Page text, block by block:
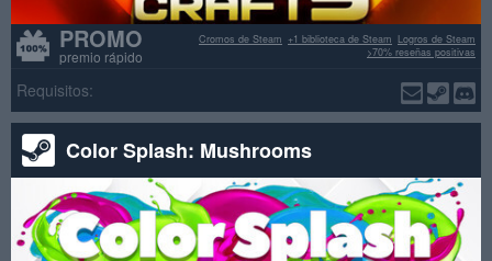
PROMO
premio rápido
Logros de Steam
+1 biblioteca de Steam
Cromos de Steam
>70% reseñas positivas
Requisitos:
Color Splash: Mushrooms